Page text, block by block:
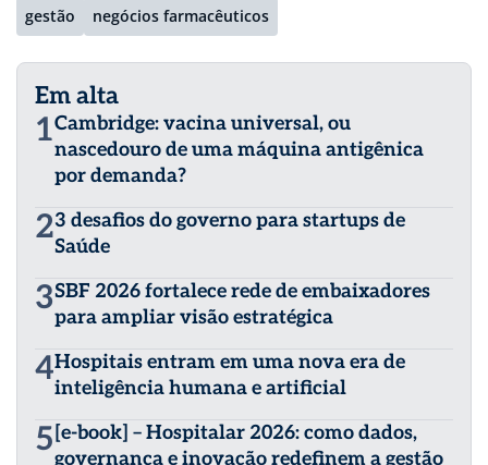
gestão negócios farmacêuticos
Em alta
1Cambridge: vacina universal, ou
nascedouro de uma máquina antigênica
por demanda?
23 desafios do governo para startups de
Saúde
3SBF 2026 fortalece rede de embaixadores
para ampliar visão estratégica
4Hospitais entram em uma nova era de
inteligência humana e artificial
5 [e-book] – Hospitalar 2026: como dados,
governança e inovação redefinem a gestão